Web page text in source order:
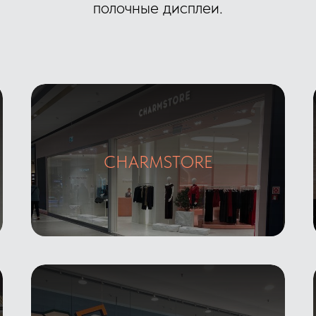
полочные дисплеи.
CHARMSTORE
Галерея